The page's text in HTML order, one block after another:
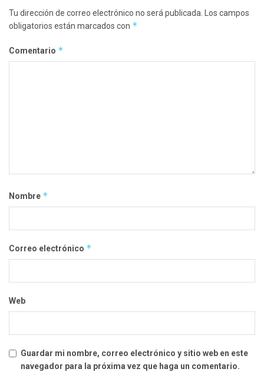
Tu dirección de correo electrónico no será publicada. Los campos
obligatorios están marcados con *
Comentario *
Nombre *
Correo electrónico *
Web
Guardar mi nombre, correo electrónico y sitio web en este
navegador para la próxima vez que haga un comentario.